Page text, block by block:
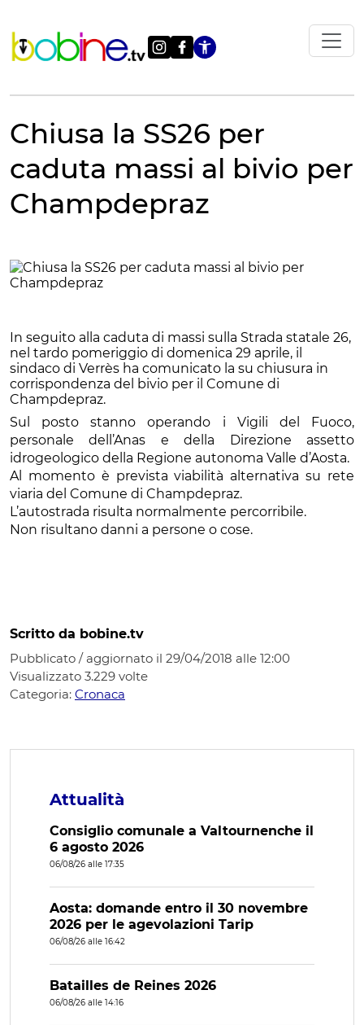
contenuto
Apri le
Chiusa la SS26 per
caduta massi al bivio per
Champdepraz
In seguito alla caduta di massi sulla Strada statale 26,
nel tardo pomeriggio di domenica 29 aprile, il
sindaco di Verrès ha comunicato la su chiusura in
corrispondenza del bivio per il Comune di
Champdepraz.
Sul posto stanno operando i Vigili del Fuoco,
personale dell’Anas e della Direzione assetto
idrogeologico della Regione autonoma Valle d’Aosta.
Al momento è prevista viabilità alternativa su rete
viaria del Comune di Champdepraz.
L’autostrada risulta normalmente percorribile.
Non risultano danni a persone o cose.
Scritto da bobine.tv
Pubblicato / aggiornato il 29/04/2018 alle 12:00
Visualizzato 3.229 volte
Categoria: Cronaca
Attualità
Consiglio comunale a Valtournenche il
6 agosto 2026
06/08/26 alle 17:35
Aosta: domande entro il 30 novembre
2026 per le agevolazioni Tarip
06/08/26 alle 16:42
Batailles de Reines 2026
06/08/26 alle 14:16